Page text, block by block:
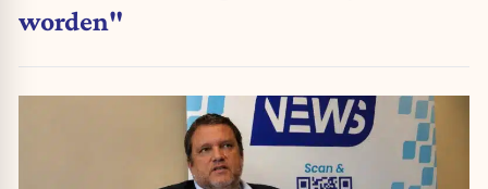
worden"